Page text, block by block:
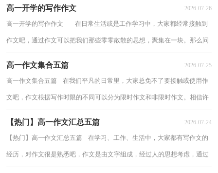
高一开学的写作作文 2026-07-26
高一开学的写作作文 在日常生活或是工作学习中，大家都经常接触到
作文吧，通过作文可以把我们那些零零散散的思想，聚集在一块。那么问
高一作文集合五篇 2026-07-25
高一作文集合五篇 在我们平凡的日常里，大家总免不了要接触或使用作
文吧，作文根据写作时限的不同可以分为限时作文和非限时作文。相信许
【热门】高一作文汇总五篇 2026-07-24
【热门】高一作文汇总五篇 在学习、工作、生活中，大家都有写作文的
经历，对作文很是熟悉吧，作文是由文字组成，经过人的思想考虑，通过